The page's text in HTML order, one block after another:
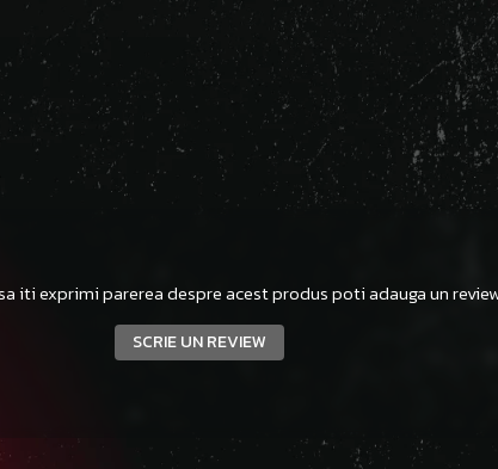
iti exprimi parerea despre acest produs poti adauga un
SCRIE UN REVIEW